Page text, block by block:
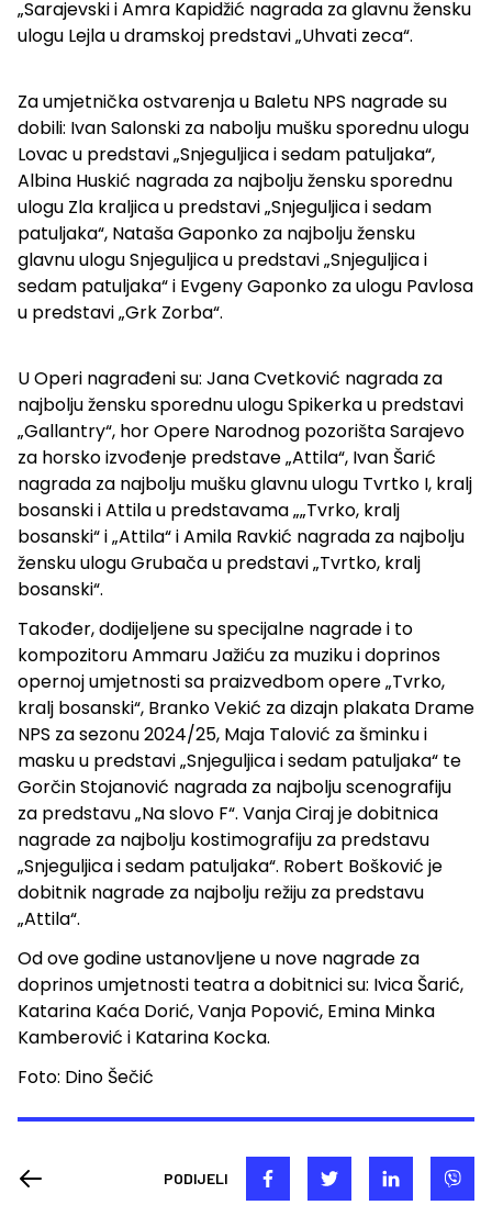
„Sarajevski i Amra Kapidžić nagrada za glavnu žensku
ulogu Lejla u dramskoj predstavi „Uhvati zeca“.
Za umjetnička ostvarenja u Baletu NPS nagrade su
dobili: Ivan Salonski za nabolju mušku sporednu ulogu
Lovac u predstavi „Snjeguljica i sedam patuljaka“,
Albina Huskić nagrada za najbolju žensku sporednu
ulogu Zla kraljica u predstavi „Snjeguljica i sedam
patuljaka“, Nataša Gaponko za najbolju žensku
glavnu ulogu Snjeguljica u predstavi „Snjeguljica i
sedam patuljaka“ i Evgeny Gaponko za ulogu Pavlosa
u predstavi „Grk Zorba“.
U Operi nagrađeni su: Jana Cvetković nagrada za
najbolju žensku sporednu ulogu Spikerka u predstavi
„Gallantry“, hor Opere Narodnog pozorišta Sarajevo
za horsko izvođenje predstave „Attila“, Ivan Šarić
nagrada za najbolju mušku glavnu ulogu Tvrtko I, kralj
bosanski i Attila u predstavama „„Tvrko, kralj
bosanski“ i „Attila“ i Amila Ravkić nagrada za najbolju
žensku ulogu Grubača u predstavi „Tvrtko, kralj
bosanski“.
Također, dodijeljene su specijalne nagrade i to
kompozitoru Ammaru Jažiću za muziku i doprinos
opernoj umjetnosti sa praizvedbom opere „Tvrko,
kralj bosanski“, Branko Vekić za dizajn plakata Drame
NPS za sezonu 2024/25, Maja Talović za šminku i
masku u predstavi „Snjeguljica i sedam patuljaka“ te
Gorčin Stojanović nagrada za najbolju scenografiju
za predstavu „Na slovo F“. Vanja Ciraj je dobitnica
nagrade za najbolju kostimografiju za predstavu
„Snjeguljica i sedam patuljaka“. Robert Bošković je
dobitnik nagrade za najbolju režiju za predstavu
„Attila“.
Od ove godine ustanovljene u nove nagrade za
doprinos umjetnosti teatra a dobitnici su: Ivica Šarić,
Katarina Kaća Dorić, Vanja Popović, Emina Minka
Kamberović i Katarina Kocka.
Foto: Dino Šečić
PODIJELI